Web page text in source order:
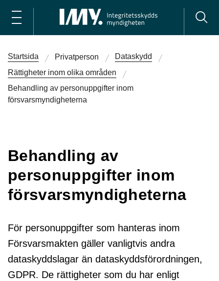
Startsida Privatperson
Dataskydd
Rättigheter inom olika områden
Behandling av personuppgifter inom
försvarsmyndigheterna
Behandling av
personuppgifter inom
försvarsmyndigheterna
För personuppgifter som hanteras inom
Försvarsmakten gäller vanligtvis andra
dataskyddslagar än dataskyddsförordningen,
GDPR. De rättigheter som du har enligt